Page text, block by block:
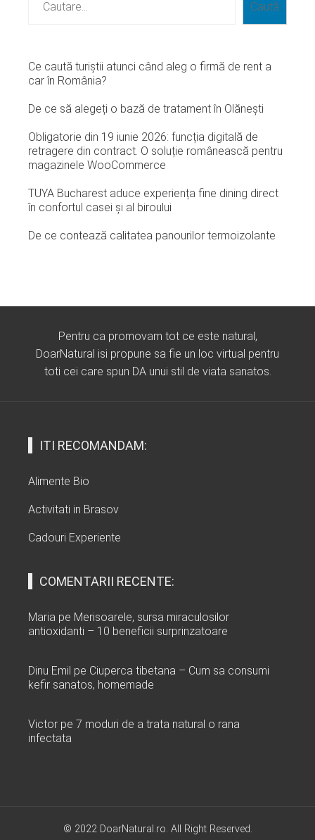
Caută
Ce caută turiștii atunci când aleg o firmă de rent a
car în România?
De ce să alegeți o bază de tratament în Olănești
Obligatorie din 19 iunie 2026: funcția digitală de
retragere din contract. O soluție românească pentru
magazinele WooCommerce
TUYA Bucharest aduce experiența fine dining direct
în confortul casei și al biroului
De ce contează calitatea panourilor termoizolante
Pentru ca promovam tot ce este natural,
DoarNatural isi propune sa fie un loc virtual pentru
toti cei care spun DA unui stil de viata sanatos.
ITI RECOMANDAM:
Alimente Bio
Activitati in Brasov
Cadouri Experiente
COMENTARII RECENTE:
Maria pe Merisoarele, sursa miraculosilor
antioxidanti – 10 beneficii surprinzatoare
Dinu Emil pe Ciuperca tibetana – Cum sa consumi
kefir sanatos, homemade
Victor pe 7 moduri de a trata natural o rana
infectata
© 2022 DoarNatural.ro. All Right Reserved.